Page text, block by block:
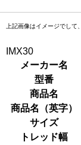
上記画像はイメージでして
IMX30
メーカー名
型番
商品名
商品名（英字）
サイズ
トレッド幅